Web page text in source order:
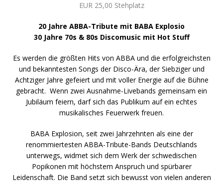
EUR 25,00 Stehplatz
20 Jahre ABBA-Tribute mit BABA Explosio
30 Jahre 70s & 80s Discomusic mit Hot Stuff
Es werden die größten Hits von ABBA und die erfolgreichsten
und bekanntesten Songs der Disco-Ära, der Siebziger und
Achtziger Jahre gefeiert und mit voller Energie auf die Bühne
gebracht. Wenn zwei Ausnahme-Livebands gemeinsam ein
Jubiläum feiern, darf sich das Publikum auf ein echtes
musikalisches Feuerwerk freuen.
BABA Explosion, seit zwei Jahrzehnten als eine der
renommiertesten ABBA-Tribute-Bands Deutschlands
unterwegs, widmet sich dem Werk der schwedischen
Popikonen mit höchstem Anspruch und spürbarer
Leidenschaft. Die Band setzt sich bewusst von vielen anderen